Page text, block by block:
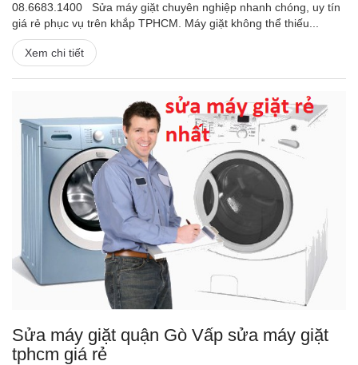
08.6683.1400 Sửa máy giặt chuyên nghiệp nhanh chóng, uy tín
giá rẻ phục vụ trên khắp TPHCM. Máy giặt không thể thiếu...
Xem chi tiết
Sửa máy giặt quận Gò Vấp sửa máy giặt
tphcm giá rẻ